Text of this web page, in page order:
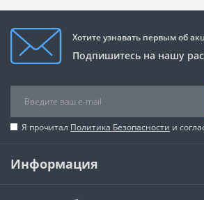
Хотите узнавать первым об
Подпишитесь на нашу
Я прочитал Политика Безопасности и
Информация